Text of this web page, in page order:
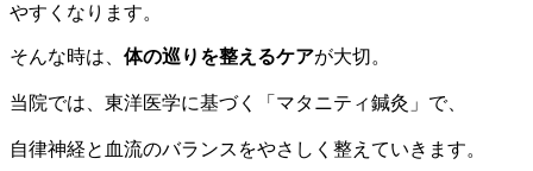
やすくなります。
そんな時は、 体の巡りを整えるケアが大切。
当院では、東洋医学に基づく「マタニティ鍼灸」で、
自律神経と血流のバランスをやさしく整えていきます。